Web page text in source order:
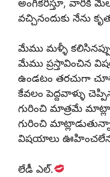
అంగీకరిస్తూ, వారికి
వచ్చినందుకు నేను
మేము మళ్ళీ
మేము ప్రస్తావించిన
ఉండటం తరచుగా
కేవలం పెద్దవాళ్ళు
గురించి మాత్రమే
గురించి
విషయాలు
లేడీ ఎల్.